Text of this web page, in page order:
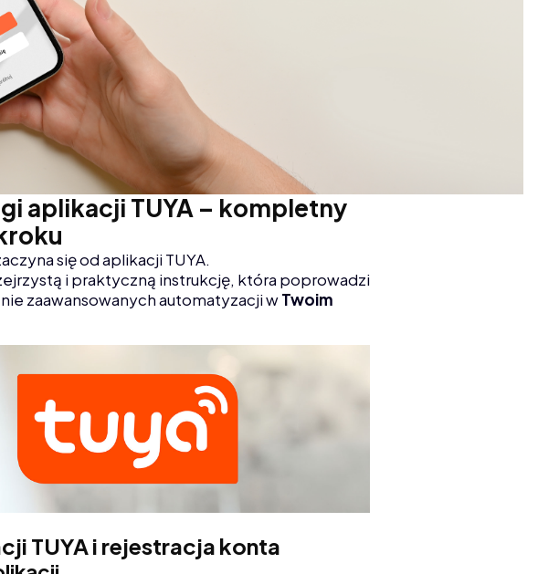
aplikacji TUYA – kompletny
się od aplikacji TUYA.
i praktyczną instrukcję, która poprowadzi
zaawansowanych automatyzacji wTwoim
TUYA i rejestracja konta